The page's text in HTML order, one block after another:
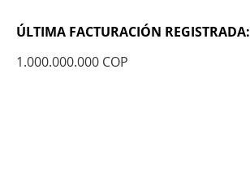
ÚLTIMA FACTURACIÓN REGISTRADA:
1.000.000.000 COP